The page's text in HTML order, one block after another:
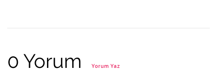
0 Yorum Yorum Yaz